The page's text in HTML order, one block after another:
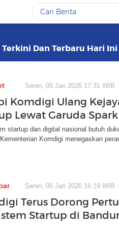
Dan Terbaru Hari
Senin, 05 Jan 2026 17:31 WIB
Komdigi Ulang
Lewat Garuda Spark
startup dan digital nasional butuh
Komdigi menegaskan
Senin, 05 Jan 2026 16:19 WIB
Terus Dorong
Startup di